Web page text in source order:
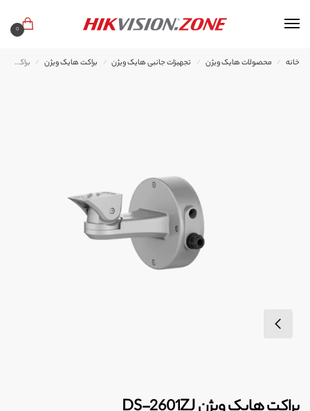
0
خانه / محصولات هایک ویژن / تجهیزات جانبی هایک ویژن / براکت هایک ویژن / براکت هایک ویژن DS-2601ZJ